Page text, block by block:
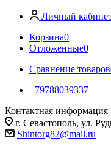
Личный
Корзина0
Отложенные0
Сравнение товаров
+79788039337
Контактная информация
г. Севастополь, ул.
Shintorg82@mail.ru